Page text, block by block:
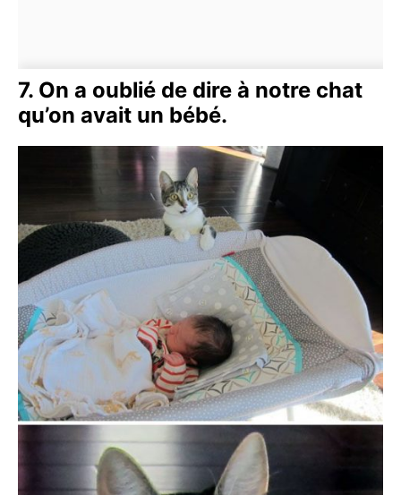
7. On a oublié de dire à notre chat
qu’on avait un bébé.